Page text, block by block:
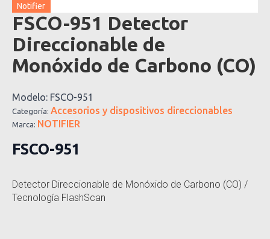
Notifier
FSCO-951 Detector
Direccionable de
Monóxido de Carbono (CO)
Modelo: FSCO-951
Categoría: Accesorios y dispositivos direccionables
Marca: NOTIFIER
FSCO-951
Detector Direccionable de Monóxido de Carbono (CO) /
Tecnología FlashScan